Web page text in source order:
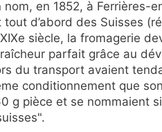
en 1852, à Ferrières-
d’abord des Suisses
siècle, la fromagerie
parfait grâce au
du transport avaient
conditionnement que
g pièce et se nommaient